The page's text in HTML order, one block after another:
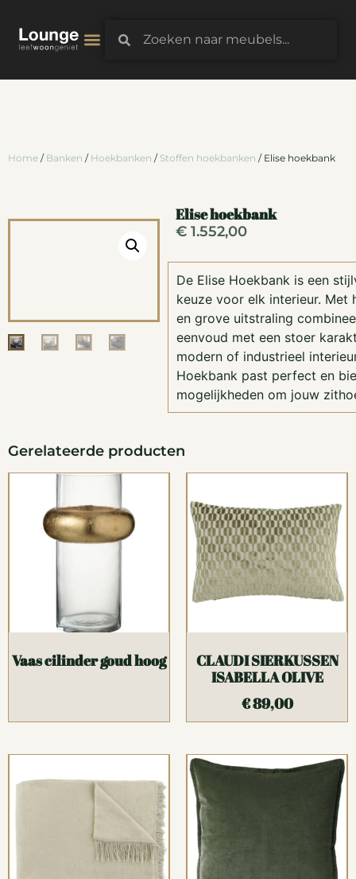
Home / Banken / Hoekbanken / Stoffen hoekbanken / Elise hoekbank
Elise hoekbank
€1.552,00
De Elise Hoekbank is een
keuze voor elk interieur. Met
en grove uitstraling
eenvoud met een stoer
modern of industrieel
Hoekbank past perfect en
mogelijkheden om jouw
Gerelateerde producten
Vaas cilinder goud hoog
CLAUDI SIERKUSSEN
ISABELLA OLIVE
€89,00